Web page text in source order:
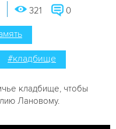
321 0
#кладбище
кладбище, чтобы
Лановому.